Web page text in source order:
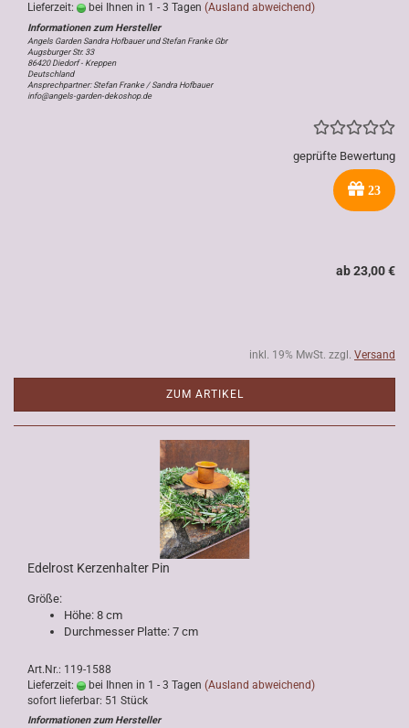
Lieferzeit:
bei Ihnen in 1 - 3 Tagen (Ausland abweichend)
Angels Garden Sandra Hofbauer und Stefan Franke Gbr
Augsburger Str. 33
86420 Diedorf - Kreppen
Deutschland
Ansprechpartner: Stefan Franke / Sandra Hofbauer
info@angels-garden-dekoshop.de
geprüfte Bewertung
23
ab 23,00 €
inkl. 19% MwSt. zzgl. Versand
ZUM ARTIKEL
Edelrost Kerzenhalter Pin
Größe:
Höhe: 8 cm
Durchmesser Platte: 7 cm
Art.Nr.: 119-1588
Lieferzeit:
bei Ihnen in 1 - 3 Tagen (Ausland abweichend)
sofort lieferbar: 51 Stück